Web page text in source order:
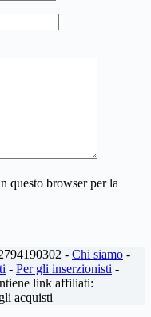
questo browser per la
- Chi siamo -
- Per gli inserzionisti -
link affiliati:
acquisti